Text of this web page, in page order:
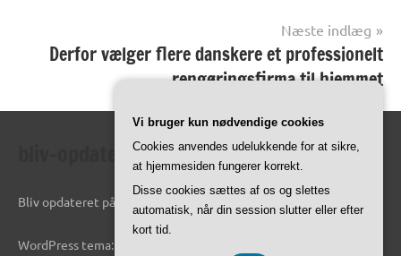
Næste indlæg
Derfor vælger flere danskere et professionelt
rengøringsfirma til hjemmet
bliv-opdateret.dk
Bliv opdateret på de seneste oplysninger online.
WordPress tema: Dynamico by ThemeZee.
Vi bruger kun nødvendige cookies
Cookies anvendes udelukkende for at sikre,
at hjemmesiden fungerer korrekt.
Disse cookies sættes af os og slettes
automatisk, når din session slutter eller efter
kort tid.